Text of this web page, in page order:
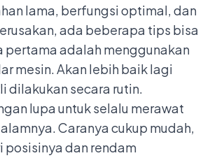
lama, berfungsi optimal, dan
ada beberapa tips bisa
pertama adalah menggunakan
mesin. Akan lebih baik lagi
dilakukan secara rutin.
lupa untuk selalu merawat
Caranya cukup mudah,
posisinya dan rendam